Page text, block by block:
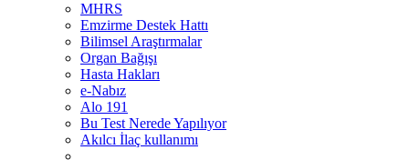
MHRS
Emzirme Destek Hattı
Bilimsel Araştırmalar
Organ Bağışı
Hasta Hakları
e-Nabız
Alo 191
Bu Test Nerede Yapılıyor
Akılcı İlaç kullanımı